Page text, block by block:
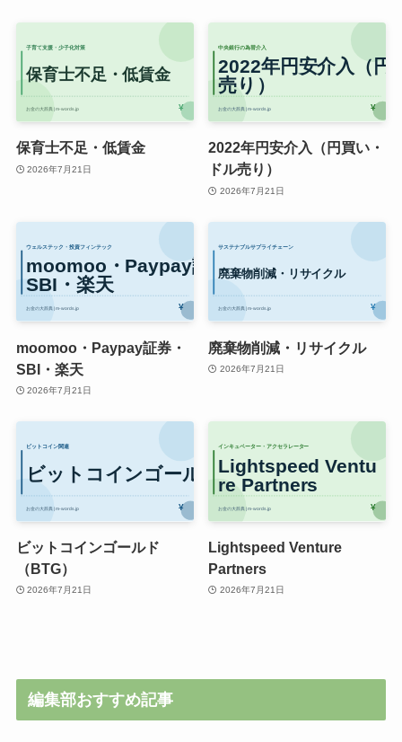
保育士不足・低賃金
2026年7月21日
2022年円安介入（円買い・
ドル売り）
2026年7月21日
moomoo・Paypay証券・
SBI・楽天
2026年7月21日
廃棄物削減・リサイクル
2026年7月21日
ビットコインゴールド
（BTG）
2026年7月21日
Lightspeed Venture
Partners
2026年7月21日
編集部おすすめ記事